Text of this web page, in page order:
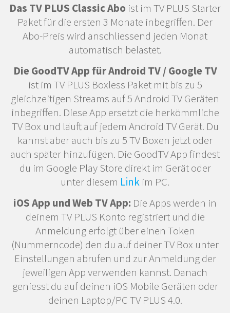
Das TV PLUS Classic Abo ist im TV PLUS Starter
Paket für die ersten 3 Monate inbegriffen. Der
Abo-Preis wird anschliessend jeden Monat
automatisch belastet.
Die GoodTV App für Android TV / Google TV
ist im TV PLUS Boxless Paket mit bis zu 5
gleichzeitigen Streams auf 5 Android TV Geräten
inbegriffen. Diese App ersetzt die herkömmliche
TV Box und läuft auf jedem Android TV Gerät. Du
kannst aber auch bis zu 5 TV Boxen jetzt oder
auch später hinzufügen. Die GoodTV App findest
du im Google Play Store direkt im Gerät oder
unter diesem Link im PC.
iOS App und Web TV App: Die Apps werden in
deinem TV PLUS Konto registriert und die
Anmeldung erfolgt über einen Token
(Nummerncode) den du auf deiner TV Box unter
Einstellungen abrufen und zur Anmeldung der
jeweiligen App verwenden kannst. Danach
geniesst du auf deinen iOS Mobile Geräten oder
deinen Laptop/PC TV PLUS 4.0.